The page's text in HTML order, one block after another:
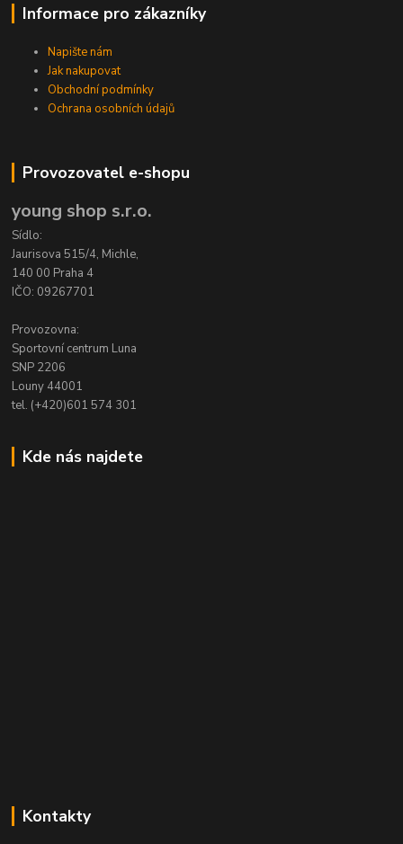
Informace pro zákazníky
Napište nám
Jak nakupovat
Obchodní podmínky
Ochrana osobních údajů
Provozovatel e-shopu
young shop s.r.o.
Sídlo:
Jaurisova 515/4, Michle,
140 00 Praha 4
IČO: 09267701
Provozovna:
Sportovní centrum Luna
SNP 2206
Louny 44001
tel. (+420)601 574 301
Kde nás najdete
Kontakty